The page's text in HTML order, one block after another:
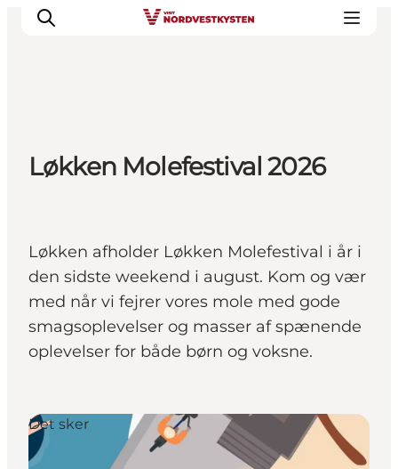
Feriesteder
Inspiration
Overnatning
Planlæg din ferie
Løkken Molefestival 2026
Løkken afholder Løkken Molefestival i år i
den sidste weekend i august. Kom og vær
med når vi fejrer vores mole med gode
smagsoplevelser og masser af spænende
oplevelser for både børn og voksne.
Det sker